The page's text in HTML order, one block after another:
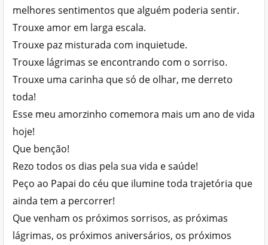
melhores sentimentos que alguém poderia sentir.
Trouxe amor em larga escala.
Trouxe paz misturada com inquietude.
Trouxe lágrimas se encontrando com o sorriso.
Trouxe uma carinha que só de olhar, me derreto
toda!
Esse meu amorzinho comemora mais um ano de vida
hoje!
Que benção!
Rezo todos os dias pela sua vida e saúde!
Peço ao Papai do céu que ilumine toda trajetória que
ainda tem a percorrer!
Que venham os próximos sorrisos, as próximas
lágrimas, os próximos aniversários, os próximos